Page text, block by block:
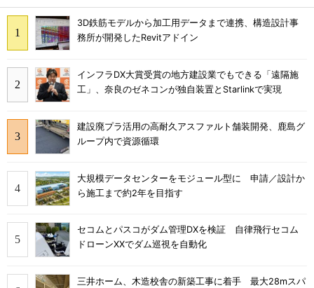
3D鉄筋モデルから加工用データまで連携、構造設計事
務所が開発したRevitアドイン
インフラDX大賞受賞の地方建設業でもできる「遠隔施
工」、奈良のゼネコンが独自装置とStarlinkで実現
建設廃プラ活用の高耐久アスファルト舗装開発、鹿島グ
ループ内で資源循環
大規模データセンターをモジュール型に 申請／設計か
ら施工まで約2年を目指す
セコムとパスコがダム管理DXを検証 自律飛行セコム
ドローンXXでダム巡視を自動化
三井ホーム、木造校舎の新築工事に着手 最大28mスパ